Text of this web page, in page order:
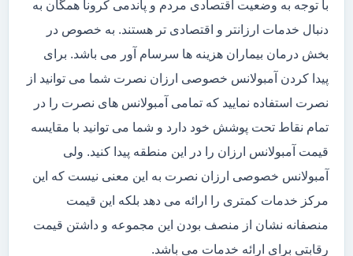
با توجه به وضعیت اقتصادی مردم و پاندمی کرونا همگان به
دنبال خدمات ارزانتر و اقتصادی تر هستند. به خصوص در
بخش درمان بیماران هزینه ها سرسام آور می باشد. برای
پیدا کردن آمبولانس خصوصی ارزان نصرت شما می توانید از
نصرت استفاده نمایید که تمامی آمبولانس های نصرت را در
تمام نقاط تحت پوشش خود دارد و شما می توانید با مقایسه
قیمت آمبولانس ارزان را در این منطقه پیدا کنید. ولی
آمبولانس خصوصی ارزان نصرت به این معنی نیست که این
مرکز خدمات کمتری را ارائه می دهد بلکه این قیمت
منصفانه نشان از منصف بودن این مجموعه و داشتن قیمت
رقابتی برای ارائه خدمات می باشد.